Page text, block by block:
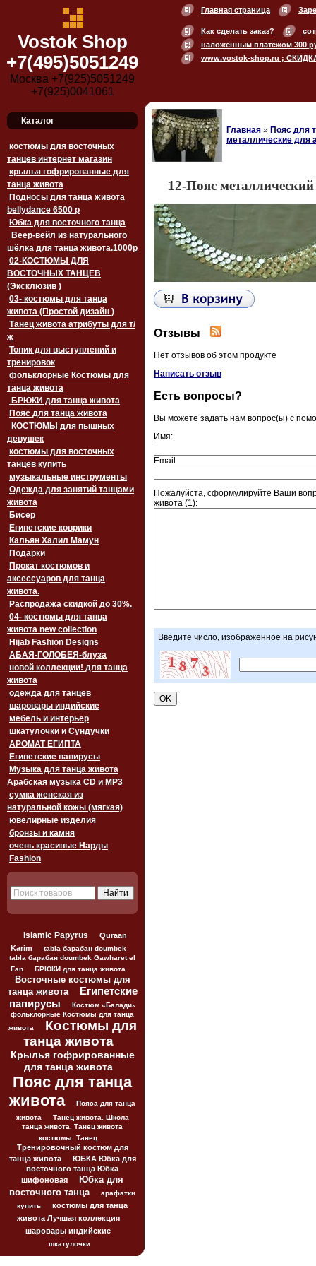
Vostok Shop
+7(495)5051249
Москва +7(925)5051249
+7(925)0041061
Главная страница
Как сделать заказ?
наложенным платежом 300
www.vostok-shop.ru ;
Каталог
костюмы для восточных
танцев интернет магазин
крылья гофрированные для
танца живота
Подносы для танца живота
bellydance 6500 p
Юбка для восточного танца
Веер-вейл из натурального
шёлка для танца живота.1000p
02-КОСТЮМЫ ДЛЯ
ВОСТОЧНЫХ ТАНЦЕВ
(Эксклюзив )
03- костюмы для танца
живота (Простой дизайн )
Танец живота атрибуты для т/
ж
Топик для выступлений и
тренировок
фольклорные Костюмы для
танца живота
БРЮКИ для танца живота
Пояс для танца живота
девушек
костюмы для восточных
танцев купить
музыкальные инструменты
Одежда для занятий танцами
живота
Бисер
Египетские коврики
Кальян Халил Мамун
Подарки
Прокат костюмов и
аксессуаров для танца
живота.
Распродажа скидкой до 30%.
04- костюмы для танца
живота new collection
Hijab Fashion Designs
АБАЯ-ГОЛОБЕЯ-блуза
новой коллекции! для танца
живота
одежда для танцев
шаровары индийские
мебель и интерьер
шкатулочки и Сундучки
АРОМАТ ЕГИПТА
Египетские папирусы
Музыка для танца живота
Арабская музыка CD и MP3
сумка женская из
натуральной кожы (мягкая)
ювелирные изделия
бронзы и камня
очень красивые Нарды
Fashion
Islamic Papyrus
Quraan
Karim
tabla барабан doumbek
tabla барабан doumbek Gawharet el
Fan
БРЮКИ для танца живота
Восточные костюмы для
танца живота
Египетские
папирусы
Костюм «Балади»
фольклорные Костюмы для танца
живота
Костюмы для
танца живота
Крылья гофрированные
для танца живота
Пояс для танца
живота
Пояса для танца
живота
Танец живота. Школа
танца живота. Танец живота
костюмы. Танец
Тренировочный костюм для
танца живота
ЮБКА Юбка для
восточного танца Юбка
шифоновая
Юбка для
восточного танца
арафатки
купить
костюмы для танца
живота Лучшая коллекция
шаровары индийские
шкатулочки
Главная » Пояс для
металлические для
12-Пояс
Отзывы
Нет отзывов об этом продукте
Написать отзыв
Есть вопросы?
Вы можете задать нам вопрос(ы) с
Имя:
Email
Пожалуйста, сформулируйте Ваши
живота (1):
Введите число, изображенное на